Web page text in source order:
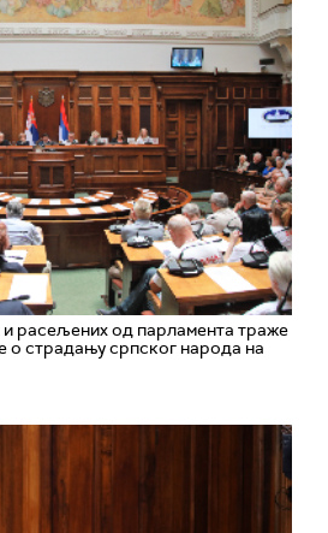
расељених од парламента траже
о страдању српског народа на